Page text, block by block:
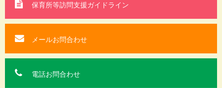
保育所等訪問支援ガイドライン
メールお問合わせ
電話お問合わせ